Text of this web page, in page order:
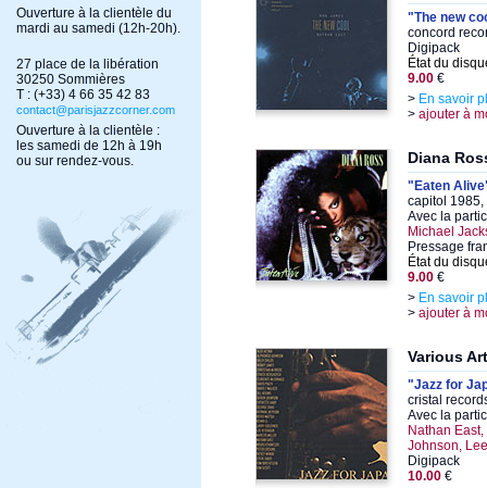
Ouverture à la clientèle du
mardi au samedi (12h-20h).
27 place de la libération
30250 Sommières
T : (+33) 4 66 35 42 83
contact@parisjazzcorner.com
Ouverture à la clientèle :
les samedi de 12h à 19h
ou sur rendez-vous.
"The new
concord
Digipack
État du
9.00 €
> En savoir
> ajouter à
Diana
"Eaten
capitol 1985,
Avec la
Michael
Pressage
État du
9.00 €
> En savoir
> ajouter à
Various
"Jazz for
cristal
Avec la
Nathan
Johnson,
Digipack
10.00 €